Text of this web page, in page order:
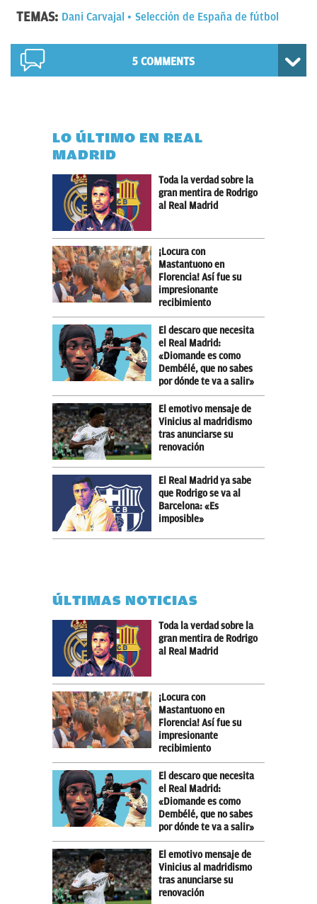
TEMAS: Dani Carvajal Selección de España de fútbol
5 COMMENTS
LO ÚLTIMO EN REAL
MADRID
Toda la verdad sobre la
gran mentira de Rodrigo
al Real Madrid
¡Locura con
Mastantuono en
Florencia! Así fue su
impresionante
recibimiento
El descaro que necesita
el Real Madrid:
«Diomande es como
Dembélé, que no sabes
por dónde te va a salir»
El emotivo mensaje de
Vinicius al madridismo
tras anunciarse su
renovación
El Real Madrid ya sabe
que Rodrigo se va al
Barcelona: «Es
imposible»
ÚLTIMAS NOTICIAS
Toda la verdad sobre la
gran mentira de Rodrigo
al Real Madrid
¡Locura con
Mastantuono en
Florencia! Así fue su
impresionante
recibimiento
El descaro que necesita
el Real Madrid:
«Diomande es como
Dembélé, que no sabes
por dónde te va a salir»
El emotivo mensaje de
Vinicius al madridismo
tras anunciarse su
renovación